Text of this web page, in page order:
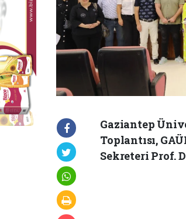
Gaziantep
Toplantısı,
Sekreteri Prof.